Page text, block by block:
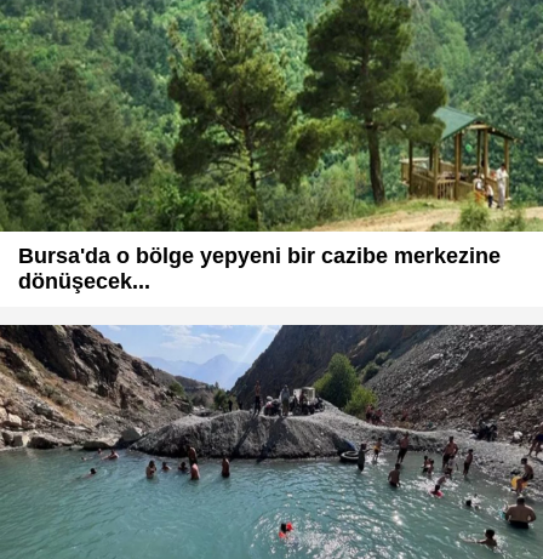
Bursa'da o bölge yepyeni bir cazibe merkezine
dönüşecek...